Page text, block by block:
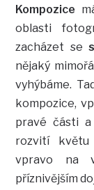
Kompozice
oblasti
zacházet se
nějaký
vyhýbáme.
kompozice,
pravé části a
rozvití květu
vpravo na
příznivějším